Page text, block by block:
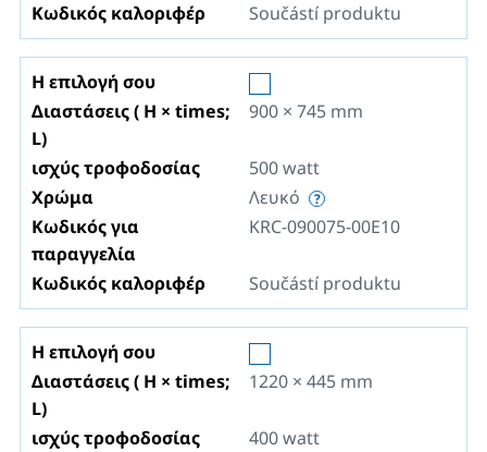
Κωδικός καλοριφέρ Součástí produktu
Η επιλογή σου
Διαστάσεις ( H × times;
L)
900 × 745 mm
ισχύς τροφοδοσίας 500watt
Χρώμα
Λευκό
Κωδικός για
παραγγελία
KRC-090075-00E10
Κωδικός καλοριφέρ Součástí produktu
Η επιλογή σου
Διαστάσεις ( H × times;
L)
1220 × 445 mm
ισχύς τροφοδοσίας 400watt